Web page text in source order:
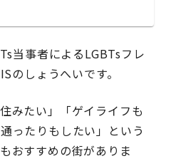
当事者によるLGBTsフレ
のしょうへいです。
みたい」「ゲイライフも
ったりもしたい」という
おすすめの街がありま